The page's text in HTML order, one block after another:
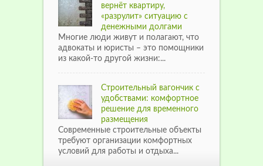
вернёт квартиру,
«разрулит» ситуацию с
денежными долгами
Многие люди живут и полагают, что
адвокаты и юристы – это помощники
из какой-то другой жизни:...
Строительный вагончик с
удобствами: комфортное
решение для временного
размещения
Современные строительные объекты
требуют организации комфортных
условий для работы и отдыха...